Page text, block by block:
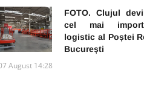
FOTO. Clujul
cel mai
logistic al Poștei
București
August 14:28